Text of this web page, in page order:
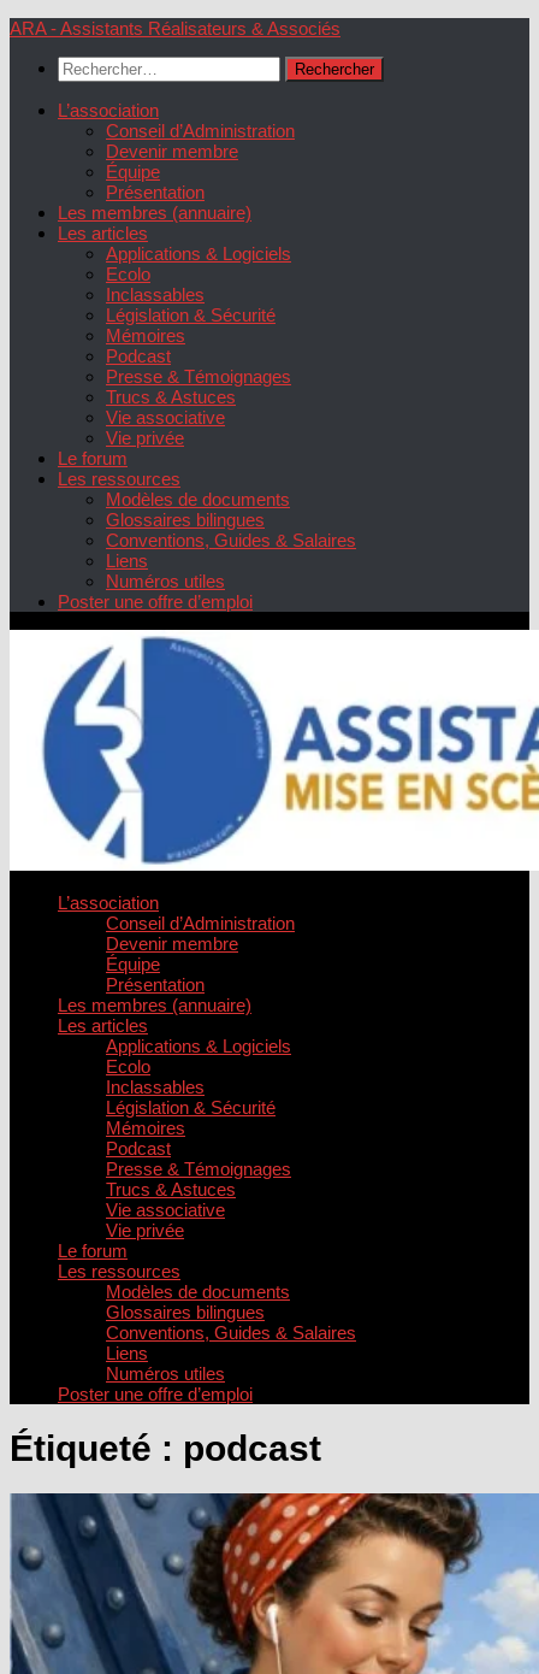
Skip
content
ARA - Assistants Réalisateurs & Associés
Rechercher :
L’association
Conseil d’Administration
Devenir membre
Équipe
Présentation
Les membres (annuaire)
Les articles
Applications & Logiciels
Ecolo
Inclassables
Législation & Sécurité
Mémoires
Podcast
Presse & Témoignages
Trucs & Astuces
Vie associative
Vie privée
Le forum
Les ressources
Modèles de documents
Glossaires bilingues
Conventions, Guides & Salaires
Liens
Numéros utiles
Poster une offre d’emploi
L’association
Conseil d’Administration
Devenir membre
Équipe
Présentation
Les membres (annuaire)
Les articles
Applications & Logiciels
Ecolo
Inclassables
Législation & Sécurité
Mémoires
Podcast
Presse & Témoignages
Trucs & Astuces
Vie associative
Vie privée
Le forum
Les ressources
Modèles de documents
Glossaires bilingues
Conventions, Guides & Salaires
Liens
Numéros utiles
Poster une offre d’emploi
Étiqueté : podcast